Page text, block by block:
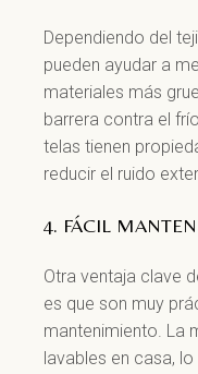
Dependiendo del
pueden ayudar a
materiales más
barrera contra el
telas tienen
reducir el ruido
4. FÁCIL
Otra ventaja clave
es que son muy
mantenimiento. La
lavables en casa,